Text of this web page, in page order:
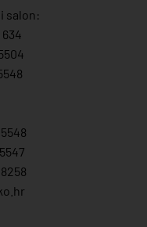
salon:
634
7
hr